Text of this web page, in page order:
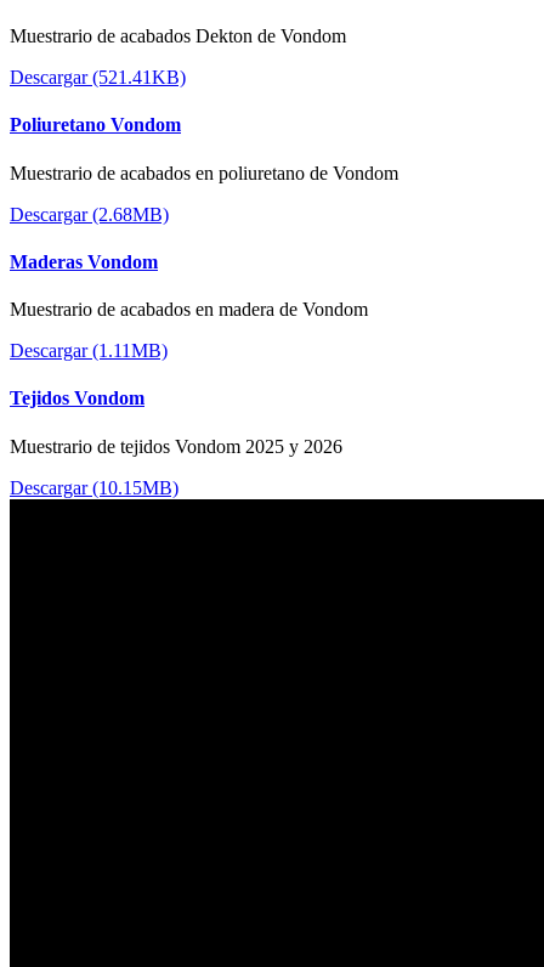
Muestrario de acabados Dekton de Vondom
Descargar (521.41KB)
Poliuretano Vondom
Muestrario de acabados en poliuretano de Vondom
Descargar (2.68MB)
Maderas Vondom
Muestrario de acabados en madera de Vondom
Descargar (1.11MB)
Tejidos Vondom
Muestrario de tejidos Vondom 2025 y 2026
Descargar (10.15MB)